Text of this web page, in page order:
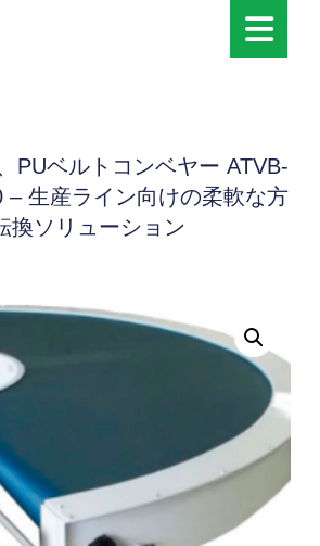
PUベルトコンベヤー ATVB-
– 生産ライン向けの柔軟な方
換ソリューション